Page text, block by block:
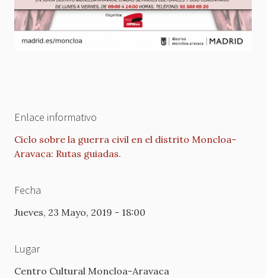
Enlace informativo
Ciclo sobre la guerra civil en el distrito Moncloa-
Aravaca: Rutas guiadas.
Fecha
Jueves, 23 Mayo, 2019 - 18:00
Lugar
Centro Cultural Moncloa-Aravaca